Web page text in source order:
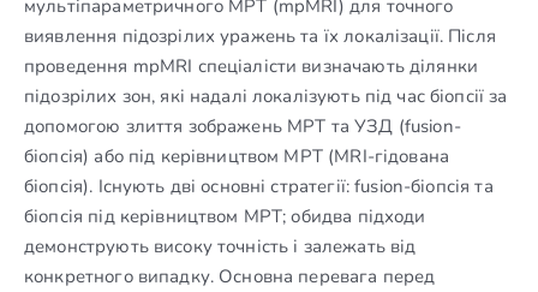
мультіпараметричного МРТ (mpMRI) для точного
виявлення підозрілих уражень та їх локалізації. Після
проведення mpMRI спеціалісти визначають ділянки
підозрілих зон, які надалі локалізують під час біопсії за
допомогою злиття зображень МРТ та УЗД (fusion-
біопсія) або під керівництвом МРТ (MRI-гідована
біопсія). Існують дві основні стратегії: fusion-біопсія та
біопсія під керівництвом МРТ; обидва підходи
демонструють високу точність і залежать від
конкретного випадку. Основна перевага перед